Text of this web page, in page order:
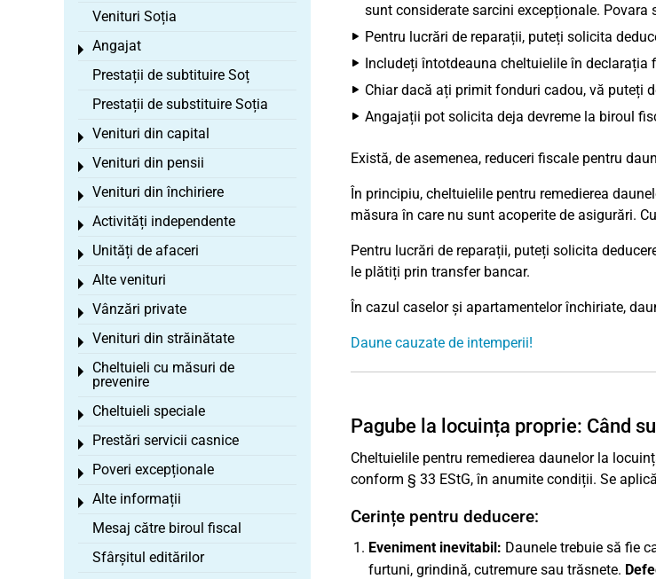
sunt considerate sarcini excepționale.
Pentru lucrări de reparații, puteți solicita
Includeți întotdeauna cheltuielile în
Chiar dacă ați primit fonduri cadou, vă puteți
Angajații pot solicita deja devreme la biroul
Există, de asemenea, reduceri fiscale pentru
În principiu, cheltuielile pentru remedierea
măsura în care nu sunt acoperite de asigurări.
Pentru lucrări de reparații, puteți solicita
le plătiți prin transfer bancar.
În cazul caselor și apartamentelor închiriate,
Daune cauzate de intemperii!
Pagube la locuința proprie: Când
Cheltuielile pentru remedierea daunelor la
conform § 33 EStG, în anumite condiții. Se
Cerințe pentru deducere:
Eveniment inevitabil: Daunele trebuie să fie
furtuni, grindină, cutremure sau trăsnete.
Venituri Soția
Angajat
Toggle menu
Prestații de subtituire Soț
Prestații de substituire Soția
Venituri din capital
Toggle menu
Venituri din pensii
Toggle menu
Venituri din închiriere
Toggle menu
Activități independente
Toggle menu
Unități de afaceri
Toggle menu
Alte venituri
Toggle menu
Vânzări private
Toggle menu
Venituri din străinătate
Toggle menu
Cheltuieli cu măsuri de
prevenire
Toggle menu
Cheltuieli speciale
Toggle menu
Prestări servicii casnice
Toggle menu
Poveri excepționale
Toggle menu
Alte informații
Toggle menu
Mesaj către biroul fiscal
Sfârșitul editărilor